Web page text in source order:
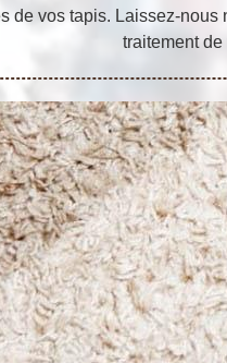
de vos tapis. Laissez-nous
traitement de